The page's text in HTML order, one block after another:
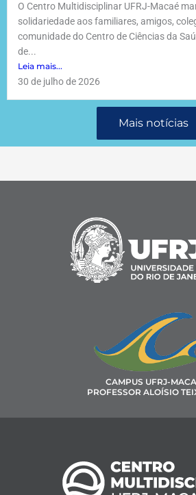
O Centro Multidisciplinar UFRJ-Macaé
solidariedade aos familiares, amigos,
comunidade do Centro de Ciências da
de...
Leia mais...
30 de julho de 2026
Mais notícias
CAMPUS UFRJ-
PROFESSOR ALOÍSIO